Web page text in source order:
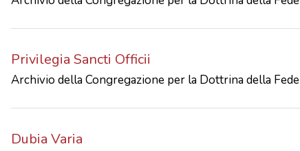
Privilegia Sancti Officii
Archivio della Congregazione per la Dottrina della Fede
Dubia Varia